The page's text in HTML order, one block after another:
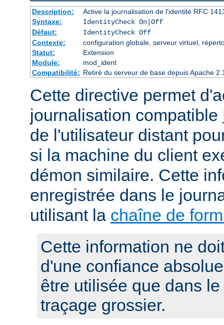
Description:
Active la journalisation de l'identité RFC
Syntaxe:
IdentityCheck On|Off
Défaut:
IdentityCheck Off
Contexte:
configuration globale, serveur virtuel,
Statut:
Extension
Module:
mod_ident
Compatibilité: Retiré du serveur de base depuis Apache
Cette directive permet
journalisation compatible
de l'utilisateur distant
si la machine du client
démon similaire. Cette
enregistrée dans le
utilisant la chaîne de
Cette information ne
d'une confiance
être utilisée que dans
traçage grossier.